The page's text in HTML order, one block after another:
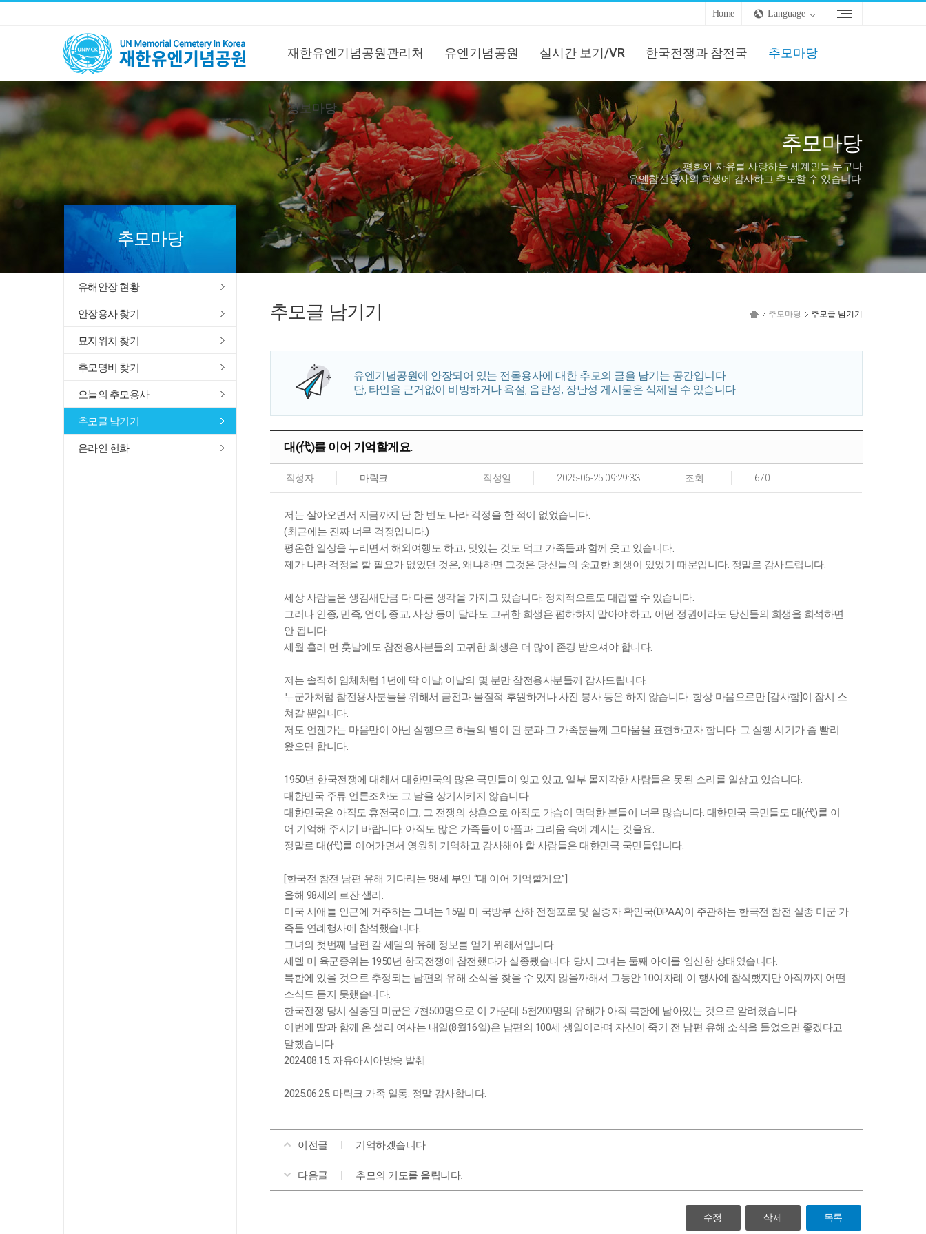
Home Language
재한유엔기념공원관리처 유엔기념공원 실시간 보기/VR 한국전쟁과 참전국 추모마당
정보마당
추모마당
평화와 자유를 사랑하는 세계인들 누구나
유엔참전용사의 희생에 감사하고 추모할 수 있습니다.
추모마당
유해안장 현황
안장용사 찾기
묘지위치 찾기
추모명비 찾기
오늘의 추모용사
추모글 남기기
온라인 헌화
추모글 남기기 추모마당 추모글 남기기
유엔기념공원에 안장되어 있는 전몰용사에 대한 추모의 글을 남기는 공간입니다.
단, 타인을 근거없이 비방하거나 욕설, 음란성, 장난성 게시물은 삭제될 수 있습니다.
대(代)를 이어 기억할게요.
작성자 마릭크 작성일 2025-06-25 09:29:33 조회 670
저는 살아오면서 지금까지 단 한 번도 나라 걱정을 한 적이 없었습니다.
(최근에는 진짜 너무 걱정입니다.)
평온한 일상을 누리면서 해외여행도 하고, 맛있는 것도 먹고 가족들과 함께 웃고 있습니다.
제가 나라 걱정을 할 필요가 없었던 것은, 왜냐하면 그것은 당신들의 숭고한 희생이 있었기 때문입니다. 정말로 감사드립니다.
세상 사람들은 생김새만큼 다 다른 생각을 가지고 있습니다. 정치적으로도 대립할 수 있습니다.
그러나 인종, 민족, 언어, 종교, 사상 등이 달라도 고귀한 희생은 폄하하지 말아야 하고, 어떤 정권이라도 당신들의 희생을 희석하면
안 됩니다.
세월 흘러 먼 훗날에도 참전용사분들의 고귀한 희생은 더 많이 존경 받으셔야 합니다.
저는 솔직히 얌체처럼 1년에 딱 이날, 이날의 몇 분만 참전용사분들께 감사드립니다.
누군가처럼 참전용사분들을 위해서 금전과 물질적 후원하거나 사진 봉사 등은 하지 않습니다. 항상 마음으로만 [감사함]이 잠시 스
쳐갈 뿐입니다.
저도 언젠가는 마음만이 아닌 실행으로 하늘의 별이 된 분과 그 가족분들께 고마움을 표현하고자 합니다. 그 실행 시기가 좀 빨리
왔으면 합니다.
1950년 한국전쟁에 대해서 대한민국의 많은 국민들이 잊고 있고, 일부 몰지각한 사람들은 못된 소리를 일삼고 있습니다.
대한민국 주류 언론조차도 그 날을 상기시키지 않습니다.
대한민국은 아직도 휴전국이고, 그 전쟁의 상흔으로 아직도 가슴이 먹먹한 분들이 너무 많습니다. 대한민국 국민들도 대(代)를 이
어 기억해 주시기 바랍니다. 아직도 많은 가족들이 아픔과 그리움 속에 계시는 것을요.
정말로 대(代)를 이어가면서 영원히 기억하고 감사해야 할 사람들은 대한민국 국민들입니다.
[한국전 참전 남편 유해 기다리는 98세 부인 “대 이어 기억할게요”]
올해 98세의 로잔 샐리.
미국 시애틀 인근에 거주하는 그녀는 15일 미 국방부 산하 전쟁포로 및 실종자 확인국(DPAA)이 주관하는 한국전 참전 실종 미군 가
족들 연례행사에 참석했습니다.
그녀의 첫번째 남편 칼 세델의 유해 정보를 얻기 위해서입니다.
세델 미 육군중위는 1950년 한국전쟁에 참전했다가 실종됐습니다. 당시 그녀는 둘째 아이를 임신한 상태였습니다.
북한에 있을 것으로 추정되는 남편의 유해 소식을 찾을 수 있지 않을까해서 그동안 10여차례 이 행사에 참석했지만 아직까지 어떤
소식도 듣지 못했습니다.
한국전쟁 당시 실종된 미군은 7쳔500명으로 이 가운데 5천200명의 유해가 아직 북한에 남아있는 것으로 알려졌습니다.
이번에 딸과 함께 온 샐리 여사는 내일(8월16일)은 남편의 100세 생일이라며 자신이 죽기 전 남편 유해 소식을 들었으면 좋겠다고
말했습니다.
2024.08.15. 자유아시아방송 발췌
2025.06.25. 마릭크 가족 일동. 정말 감사합니다.
이전글 기억하겠습니다
다음글 추모의 기도를 올립니다.
수정 삭제 목록